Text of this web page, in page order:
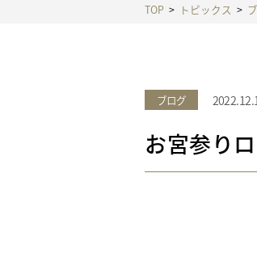
TOP トピックス
ブログ
お宮参り